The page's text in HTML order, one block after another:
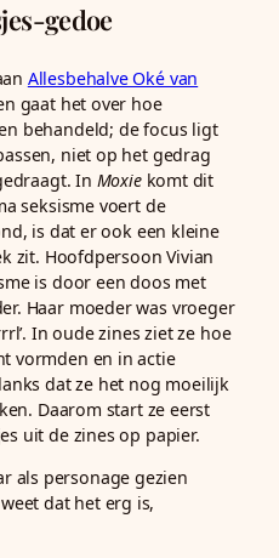
gedoe
Allesbehalve Oké van
gaat het over hoe
behandeld; de focus ligt
niet op het gedrag
In Moxiekomt dit
seksisme voert de
is dat er ook een kleine
zit. Hoofdpersoon Vivian
is door een doos met
Haar moeder was vroeger
In oude zines ziet ze hoe
vormden en in actie
dat ze het nog moeilijk
Daarom start ze eerst
uit de zines op papier.
als personage gezien
dat het erg is,